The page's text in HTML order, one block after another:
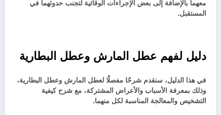
معهما بالإضافة إلى بعض الإجراءات الوقائية لتجنب حدوثهما في
المستقبل.
دليل لفهم عطل المارش وعطل البطارية
في هذا الدليل، سنقدم شرحًا مفصلًا لعطل المارش وعطل البطارية،
وذلك بمعرفة الأسباب والأعراض المشتركة، مع شرح كيفية
التشخيص والمعالجة المناسبة لكل منهما.